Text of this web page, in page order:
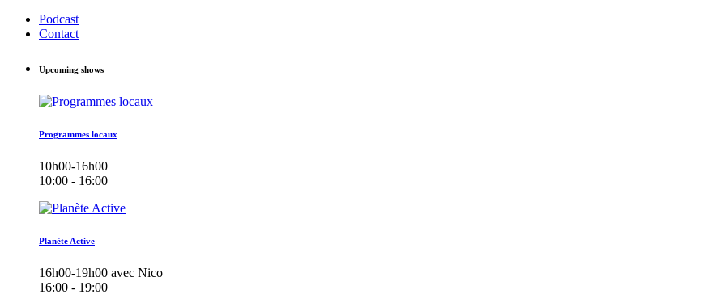
Podcast
Contact
Upcoming shows
Programmes locaux
10h00-16h00
10:00 - 16:00
Planète Active
16h00-19h00 avec Nico
16:00 - 19:00